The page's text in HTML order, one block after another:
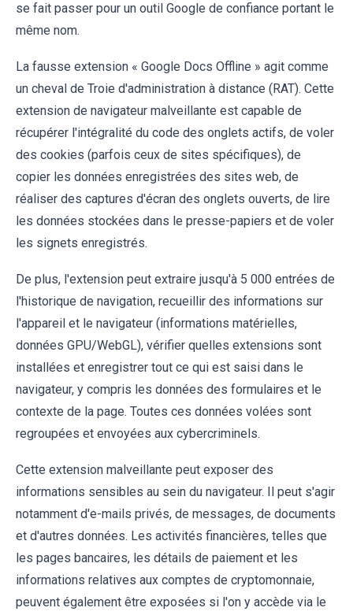
se fait passer pour un outil Google de confiance portant le
même nom.
La fausse extension « Google Docs Offline » agit comme
un cheval de Troie d'administration à distance (RAT). Cette
extension de navigateur malveillante est capable de
récupérer l'intégralité du code des onglets actifs, de voler
des cookies (parfois ceux de sites spécifiques), de
copier les données enregistrées des sites web, de
réaliser des captures d'écran des onglets ouverts, de lire
les données stockées dans le presse-papiers et de voler
les signets enregistrés.
De plus, l'extension peut extraire jusqu'à 5 000 entrées de
l'historique de navigation, recueillir des informations sur
l'appareil et le navigateur (informations matérielles,
données GPU/WebGL), vérifier quelles extensions sont
installées et enregistrer tout ce qui est saisi dans le
navigateur, y compris les données des formulaires et le
contexte de la page. Toutes ces données volées sont
regroupées et envoyées aux cybercriminels.
Cette extension malveillante peut exposer des
informations sensibles au sein du navigateur. Il peut s'agir
notamment d'e-mails privés, de messages, de documents
et d'autres données. Les activités financières, telles que
les pages bancaires, les détails de paiement et les
informations relatives aux comptes de cryptomonnaie,
peuvent également être exposées si l'on y accède via le